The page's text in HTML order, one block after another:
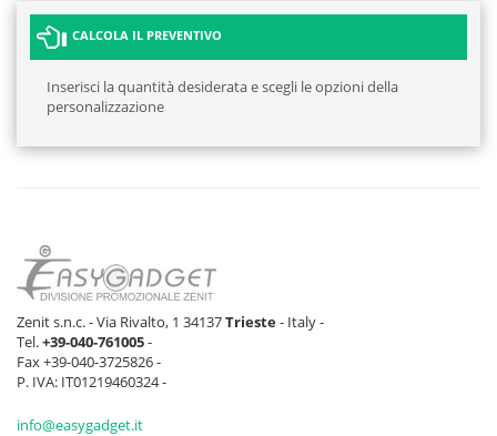
CALCOLA IL PREVENTIVO
Inserisci la quantità desiderata e scegli le opzioni della
personalizzazione
Zenit s.n.c. - Via Rivalto, 1 34137Trieste- Italy -
Tel.+39-040-761005-
Fax +39-040-3725826 -
P. IVA: IT01219460324 -
info@easygadget.it